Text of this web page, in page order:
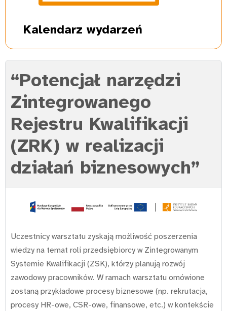
Kalendarz wydarzeń
“Potencjał narzędzi
Zintegrowanego
Rejestru Kwalifikacji
(ZRK) w realizacji
działań biznesowych”
Uczestnicy warsztatu zyskają możliwość poszerzenia
wiedzy na temat roli przedsiębiorcy w Zintegrowanym
Systemie Kwalifikacji (ZSK), którzy planują rozwój
zawodowy pracowników. W ramach warsztatu omówione
zostaną przykładowe procesy biznesowe (np. rekrutacja,
procesy HR-owe, CSR-owe, finansowe, etc.) w kontekście